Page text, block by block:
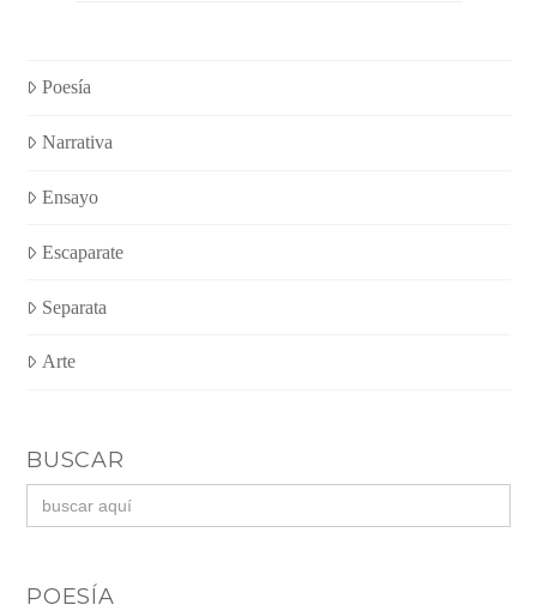
Poesía
Narrativa
Ensayo
Escaparate
Separata
Arte
BUSCAR
Buscar:
POESÍA